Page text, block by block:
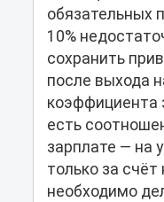
обязательных
10%
сохранить
после выхода
коэффициента
есть
зарплате — на
только за
необходимо